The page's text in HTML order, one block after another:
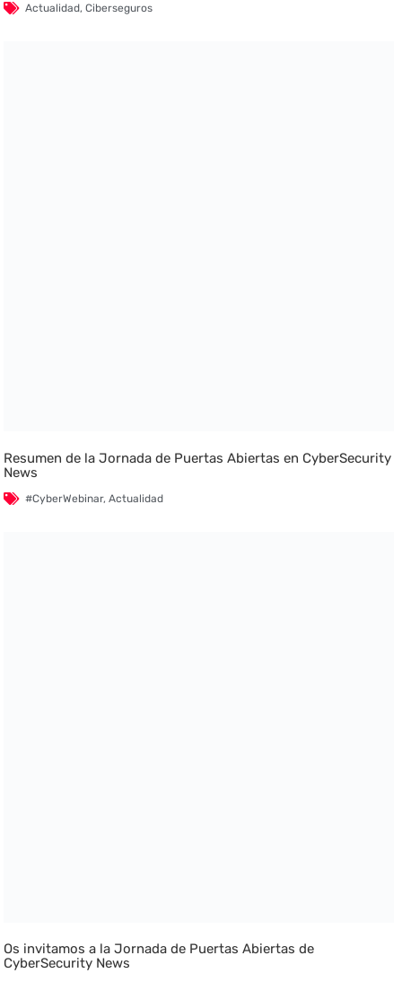
Actualidad,Ciberseguros
Resumen de la Jornada de Puertas Abiertas en CyberSecurity
News
#CyberWebinar,Actualidad
Os invitamos a la Jornada de Puertas Abiertas de
CyberSecurity News